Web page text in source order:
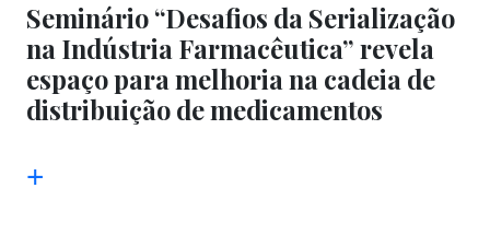
Seminário “Desafios da Serialização
na Indústria Farmacêutica” revela
espaço para melhoria na cadeia de
distribuição de medicamentos
+